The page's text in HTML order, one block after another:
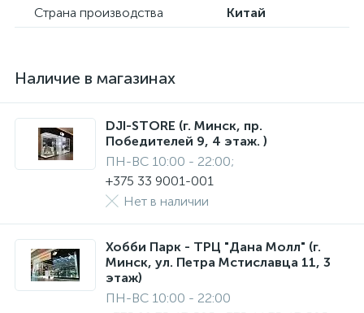
Страна производства
Китай
Наличие в магазинах
DJI-STORE (г. Минск, пр.
Победителей 9, 4 этаж. )
ПН-ВС 10:00 - 22:00;
+375 33 9001-001
Нет в наличии
Хобби Парк - ТРЦ "Дана Молл" (г.
Минск, ул. Петра Мстиславца 11, 3
этаж)
ПН-ВС 10:00 - 22:00